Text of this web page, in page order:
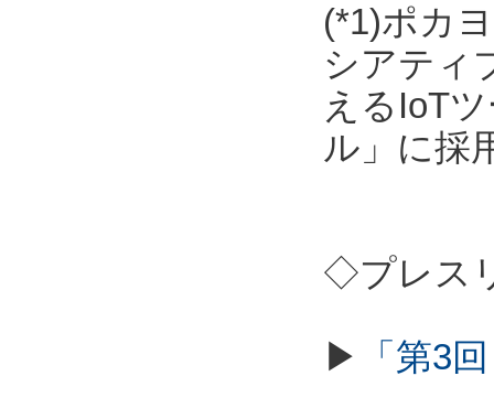
(*1)ポカ
シアティ
えるIoT
ル」に採
◇プレス
▶ 「第3